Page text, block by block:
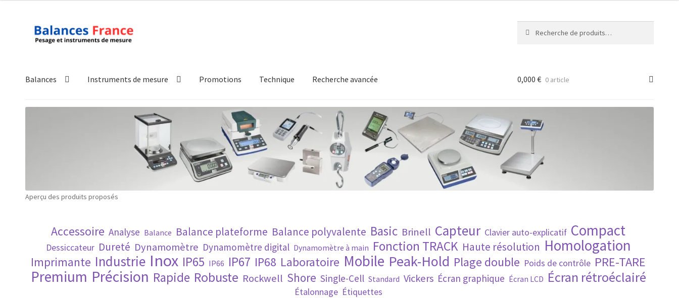
Aller
Aller
Balances Instruments de mesure Promotions Technique Recherche avancée
Politique de confidentialité Politique en matière de remboursements et de retours Recherche avancée
Validation de la commande
0,000 € 0 article
Aperçu des produits proposés
Accessoire Analyse Balance Balance plateforme Balance polyvalente Basic Brinell Capteur Clavier auto-explicatif Compact
Dessiccateur Dureté Dynamomètre Dynamomètre digital Dynamomètre à main Fonction TRACK Haute résolution Homologation
Imprimante Industrie Inox IP65 IP66 IP67 IP68 Laboratoire Mobile Peak-Hold Plage double Poids de contrôle PRE-TARE
Premium Précision Rapide Robuste Rockwell Shore Single-Cell Standard Vickers Écran graphique Écran LCD Écran rétroéclairé
Étalonnage Étiquettes